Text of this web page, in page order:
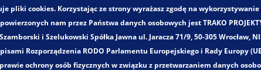
pliki cookies. Korzystając ze strony wyrażasz zgodę na
nam przez Państwa danych osobowych jest TRAKO
i Szelukowski Spółka Jawna ul. Jaracza 71/9, 50-305 Wrocław,
Rozporządzenia RODO Parlamentu Europejskiego i Rady Europy
ochrony osób fizycznych w związku z przetwarzaniem danych